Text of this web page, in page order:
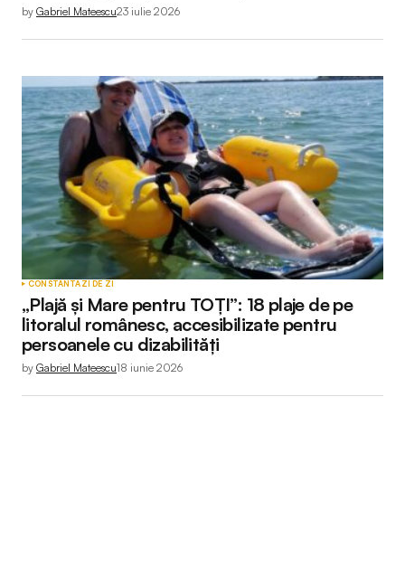
by Gabriel Mateescu23 iulie 2026
CONSTANTAZI DE ZI
„Plajă și Mare pentru TOȚI”: 18 plaje de pe
litoralul românesc, accesibilizate pentru
persoanele cu dizabilități
by Gabriel Mateescu18 iunie 2026